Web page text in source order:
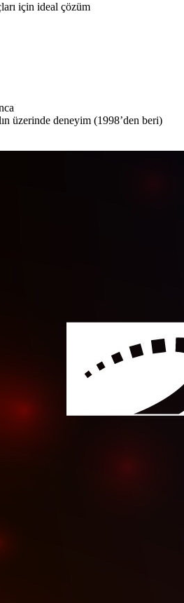
için ideal çözüm
üzerinde deneyim (1998’den beri)